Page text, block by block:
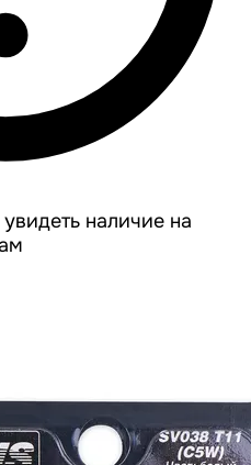
наличие на